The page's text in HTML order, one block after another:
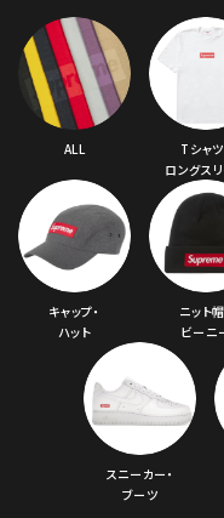
ALL
Tシャツ
ロングス
キャップ・
ハット
ニット帽
ビーニ
スニーカー・
ブーツ